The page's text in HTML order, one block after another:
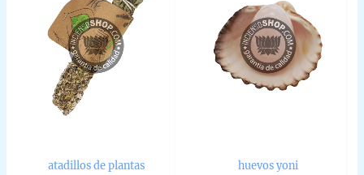
atadillos de plantas huevos yoni